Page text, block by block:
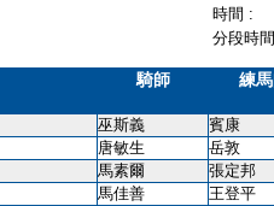
時間 :
分段時
騎師 練
巫斯義 賓康
唐敏生 岳敦
馬素爾 張定邦
馬佳善 王登平